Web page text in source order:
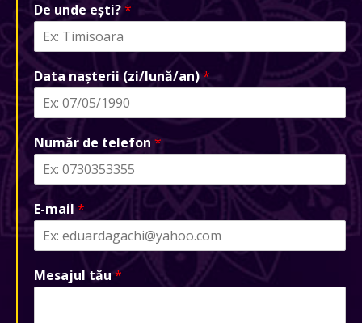
De unde ești?*
Data nașterii (zi/lună/an)*
Număr de telefon *
E-mail *
Mesajul tău *